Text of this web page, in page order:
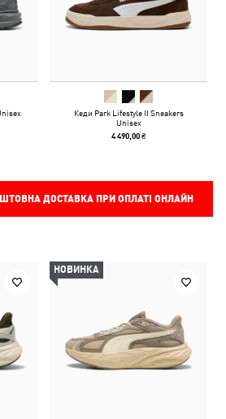
Кеди Park Lifestyle II Sneakers
Unisex
4 490,00 ₴
ДОСТАВКА ПРИ ОПЛАТІ ОНЛАЙН
НОВИНКА